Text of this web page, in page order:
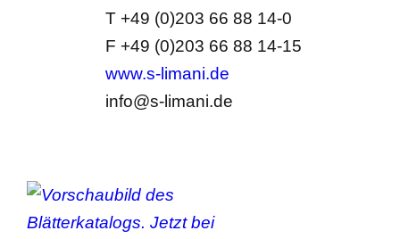
T +49 (0)203 66 88 14-0
F +49 (0)203 66 88 14-15
www.s-limani.de
info@s-limani.de